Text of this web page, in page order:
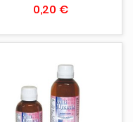
0,20 €